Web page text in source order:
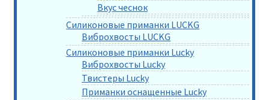
Вкус чеснок
Силиконовые приманки LUCKG
Виброхвосты LUCKG
Силиконовые приманки Lucky
Виброхвосты Lucky
Твистеры Lucky
Приманки оснащенные Lucky